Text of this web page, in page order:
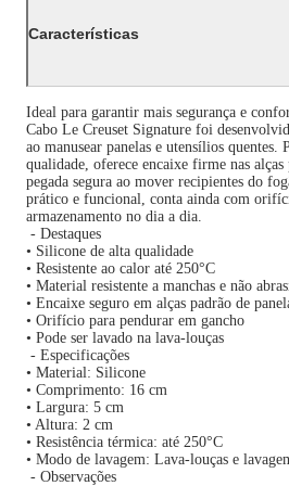
Características
Ideal para garantir mais segurança e
Cabo Le Creuset Signature foi
ao manusear panelas e utensílios
qualidade, oferece encaixe firme nas
pegada segura ao mover recipientes do
prático e funcional, conta ainda com
armazenamento no dia a dia.
- Destaques
• Silicone de alta qualidade
• Resistente ao calor até 250°C
• Material resistente a manchas e não
• Encaixe seguro em alças padrão de
• Orifício para pendurar em gancho
• Pode ser lavado na lava-louças
- Especificações
• Material: Silicone
• Comprimento: 16 cm
• Largura: 5 cm
• Altura: 2 cm
• Resistência térmica: até 250°C
• Modo de lavagem: Lava-louças e
- Observações